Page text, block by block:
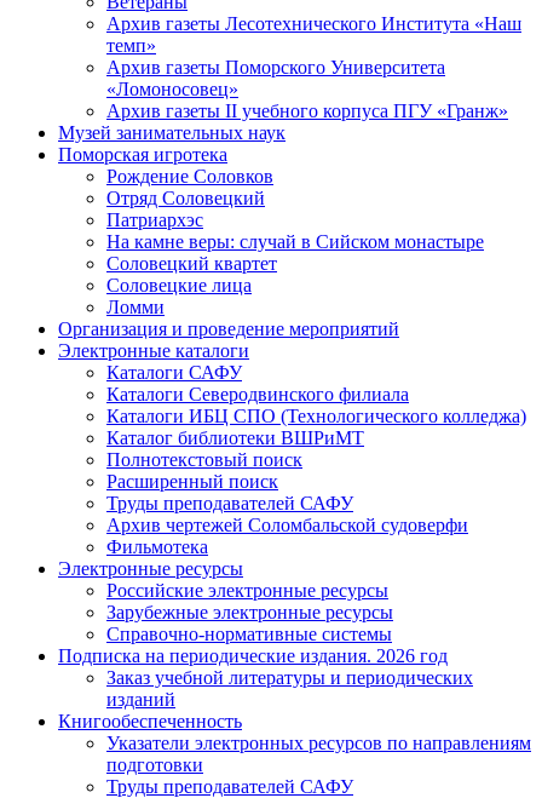
Архив газеты Лесотехнического Института «Наш
темп»
Архив газеты Поморского Университета
«Ломоносовец»
Архив газеты II учебного корпуса ПГУ «Гранж»
Музей занимательных наук
Поморская игротека
Рождение Соловков
Отряд Соловецкий
Патриархэс
На камне веры: случай в Сийском монастыре
Соловецкий квартет
Соловецкие лица
Ломми
Организация и проведение мероприятий
Электронные каталоги
Каталоги САФУ
Каталоги Северодвинского филиала
Каталоги ИБЦ СПО (Технологического колледжа)
Каталог библиотеки ВШРиМТ
Полнотекстовый поиск
Расширенный поиск
Труды преподавателей САФУ
Архив чертежей Соломбальской судоверфи
Фильмотека
Электронные ресурсы
Российские электронные ресурсы
Зарубежные электронные ресурсы
Справочно-нормативные системы
Подписка на периодические издания. 2026 год
Заказ учебной литературы и периодических
изданий
Книгообеспеченность
Указатели электронных ресурсов по направлениям
подготовки
Труды преподавателей САФУ